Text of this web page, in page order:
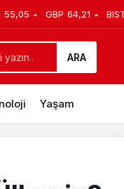
55,05 GBP 64,21
ARA
Yaşam